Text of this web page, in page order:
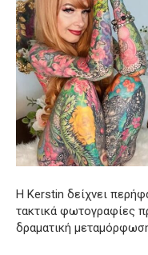
Η Kerstin δείχνει
τακτικά φωτογραφίες
δραματική